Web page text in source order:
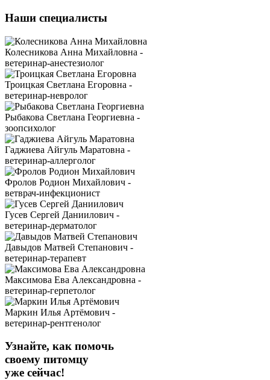
Наши специалисты
Колесникова Анна Михайловна -
ветеринар-анестезиолог
Троицкая Светлана Егоровна -
ветеринар-невролог
Рыбакова Светлана Георгиевна -
зоопсихолог
Гаджиева Айгуль Маратовна -
ветеринар-аллерголог
Фролов Родион Михайлович -
ветврач-инфекционист
Гусев Сергей Даниилович -
ветеринар-дерматолог
Давыдов Матвей Степанович -
ветеринар-терапевт
Максимова Ева Александровна -
ветеринар-герпетолог
Маркин Илья Артёмович -
ветеринар-рентгенолог
Узнайте, как помочь
своему питомцу
уже сейчас!